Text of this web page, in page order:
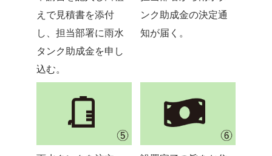
えで見積書を添付
し、担当部署に雨水
タンク助成金を申し
込む。
ンク助成金の決定通
知が届く。